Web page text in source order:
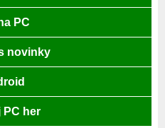
PC
novinky
PC her